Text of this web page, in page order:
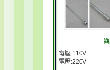
電壓:110V
電壓:220V